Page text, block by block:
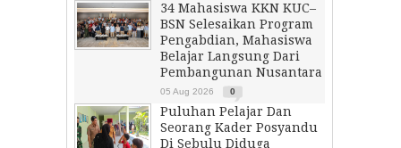
34 Mahasiswa KKN KUC–
BSN Selesaikan Program
Pengabdian, Mahasiswa
Belajar Langsung Dari
Pembangunan Nusantara
05 Aug 2026 0
Puluhan Pelajar Dan
Seorang Kader Posyandu
Di Sebulu Diduga